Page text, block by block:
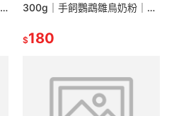
300g｜手飼鸚鵡雛鳥奶粉｜鳥
分品種｜翔帥寵物生活館
$180